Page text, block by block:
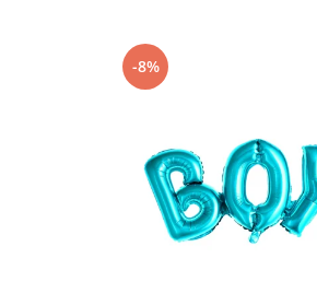
Petreceri Aniversare
Valentine's Day
-8%